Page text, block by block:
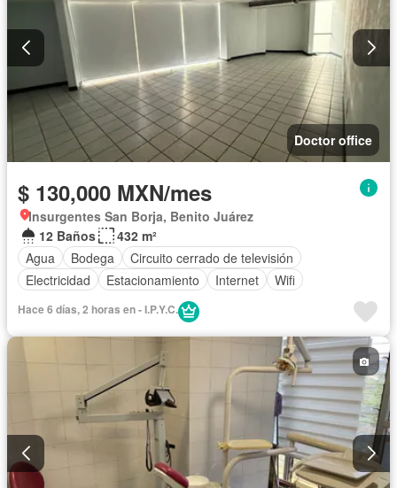
Doctor office
$ 130,000 MXN/mes
Insurgentes San Borja, Benito Juárez
12 Baños
432 m²
Agua
Bodega
Circuito cerrado de televisión
Electricidad
Estacionamiento Internet Wifi
Hace 6 días, 2 horas en - I.P.Y.C.